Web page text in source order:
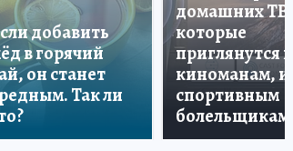
добавить
в горячий
он станет
Так ли
домашних ТВ,
которые
приглянутся и
киноманам, и
спортивным
болельщикам